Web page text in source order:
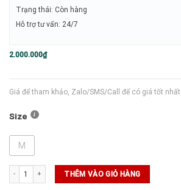
Trạng thái: Còn hàng
Hỗ trợ tư vấn: 24/7
2.000.000₫
Giá để tham khảo, Zalo/SMS/Call để có giá tốt nhất
Size
M
Áo Golf Puma MATTR Sig. Required Polo - Federal
THÊM VÀO GIỎ HÀNG